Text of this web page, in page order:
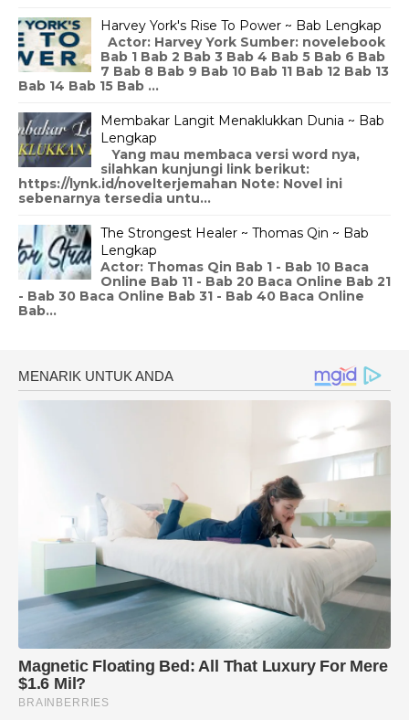
Harvey York's Rise To Power ~ Bab Lengkap
Actor: Harvey York Sumber: novelebook
Bab 1 Bab 2 Bab 3 Bab 4 Bab 5 Bab 6 Bab
7 Bab 8 Bab 9 Bab 10 Bab 11 Bab 12 Bab 13
Bab 14 Bab 15 Bab ...
Membakar Langit Menaklukkan Dunia ~ Bab
Lengkap
Yang mau membaca versi word nya,
silahkan kunjungi link berikut:
https://lynk.id/novelterjemahan Note: Novel ini
sebenarnya tersedia untu...
The Strongest Healer ~ Thomas Qin ~ Bab
Lengkap
Actor: Thomas Qin Bab 1 - Bab 10 Baca
Online Bab 11 - Bab 20 Baca Online Bab 21
- Bab 30 Baca Online Bab 31 - Bab 40 Baca Online
Bab...